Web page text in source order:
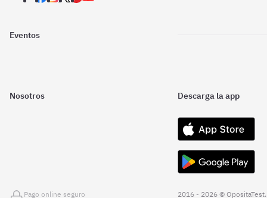
Eventos
Nosotros Descarga la app
Pago online seguro 2016 - 2026 © OpositaTest.